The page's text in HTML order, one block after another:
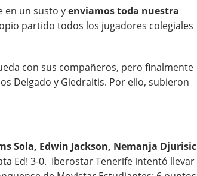
en un susto yenviamos toda nuestra
partido todos los jugadores colegiales
con sus compañeros, pero finalmente
Delgado y Giedraitis. Por ello, subieron
Sola, Edwin Jackson, Nemanja Djurisic
Ed! 3-0. Iberostar Tenerife intentó llevar